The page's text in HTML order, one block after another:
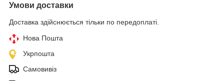
Умови доставки
Доставка здійснюється тільки по передоплаті.
Нова Пошта
Укрпошта
Самовивіз